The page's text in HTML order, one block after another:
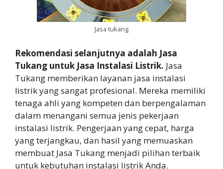
Jasa tukang
Rekomendasi selanjutnya adalah Jasa
Tukang untuk Jasa Instalasi Listrik. Jasa
Tukang memberikan layanan jasa instalasi
listrik yang sangat profesional. Mereka memiliki
tenaga ahli yang kompeten dan berpengalaman
dalam menangani semua jenis pekerjaan
instalasi listrik. Pengerjaan yang cepat, harga
yang terjangkau, dan hasil yang memuaskan
membuat Jasa Tukang menjadi pilihan terbaik
untuk kebutuhan instalasi listrik Anda.